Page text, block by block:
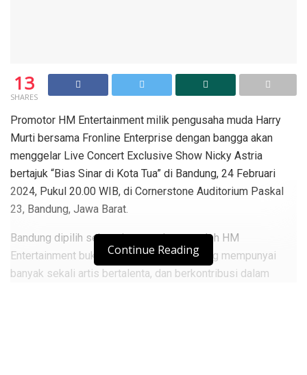
13
SHARES
Promotor HM Entertainment milik pengusaha muda Harry
Murti bersama Fronline Enterprise dengan bangga akan
menggelar Live Concert Exclusive Show Nicky Astria
bertajuk “Bias Sinar di Kota Tua” di Bandung, 24 Februari
2024, Pukul 20.00 WIB, di Cornerstone Auditorium Paskal
23, Bandung, Jawa Barat.
Bandung dipilih sebagai tempat konser oleh HM
Entertainment bukan tanpa alasan. “Bandung mempunyai
banyak sekali artis bertalenta, dan berkontribusi dalam
Continue Reading